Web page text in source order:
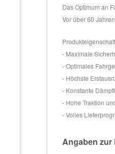
Das Optimum an
Vor über 60
- Maximale
- Optimales
- Höchste
- Konstante
- Hohe Traktion
- Volles
Angaben zur